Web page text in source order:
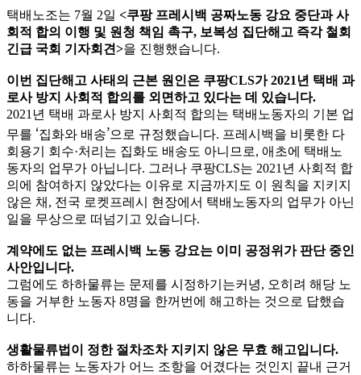
택배노조는 7월 2일 <쿠팡 프레시백 공짜노동 강요 중단과 사
회적 합의 이행 및 원청 책임 촉구, 보복성 집단해고 즉각 철회
긴급 국회 기자회견>을 진행했습니다.
이번 집단해고 사태의 근본 원인은 쿠팡CLS가 2021년 택배 과
로사 방지 사회적 합의를 외면하고 있다는 데 있습니다.
2021년 택배 과로사 방지 사회적 합의는 택배노동자의 기본 업
무를 ‘집화와 배송’으로 규정했습니다. 프레시백을 비롯한 다
회용기 회수·처리는 집화도 배송도 아니므로, 애초에 택배노
동자의 업무가 아닙니다. 그러나 쿠팡CLS는 2021년 사회적 합
의에 참여하지 않았다는 이유로 지금까지도 이 원칙을 지키지
않은 채, 전국 로켓프레시 현장에서 택배노동자의 업무가 아닌
일을 무상으로 떠넘기고 있습니다.
계약에도 없는 프레시백 노동 강요는 이미 공정위가 판단 중인
사안입니다.
그럼에도 하하물류는 문제를 시정하기는커녕, 오히려 해당 노
동을 거부한 노동자 8명을 한꺼번에 해고하는 것으로 답했습
니다.
생활물류법이 정한 절차조차 지키지 않은 무효 해고입니다.
하하물류는 노동자가 어느 조항을 어겼다는 것인지 끝내 근거